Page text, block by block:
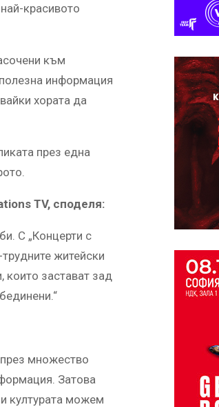
красивото
към
информация
хората да
през една
TV, споделя:
С „Концерти с
житейски
които застават зад
множество
Затова
културата можем